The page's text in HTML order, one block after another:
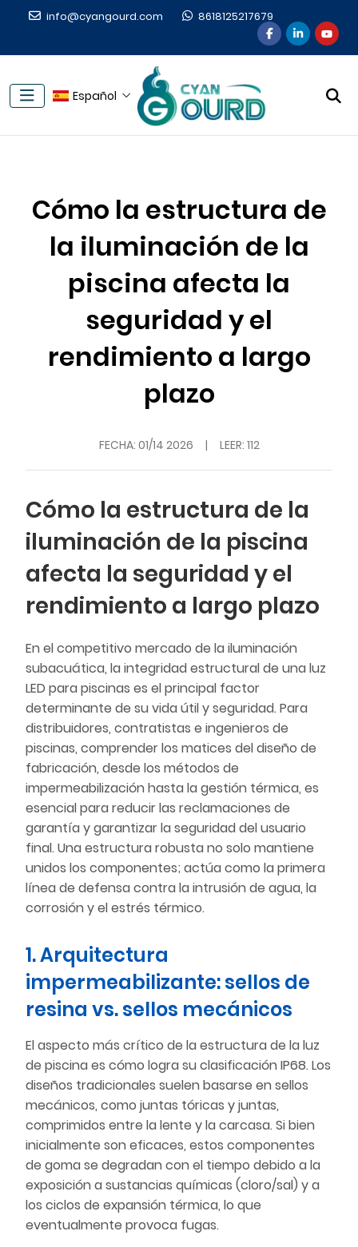
info@cyangourd.com 8618125217679
Español
Cómo la estructura de
la iluminación de la
piscina afecta la
seguridad y el
rendimiento a largo
plazo
FECHA: 01/14 2026 | LEER: 112
Cómo la estructura de la
iluminación de la piscina
afecta la seguridad y el
rendimiento a largo plazo
En el competitivo mercado de la iluminación
subacuática, la integridad estructural de una luz
LED para piscinas es el principal factor
determinante de su vida útil y seguridad. Para
distribuidores, contratistas e ingenieros de
piscinas, comprender los matices del diseño de
fabricación, desde los métodos de
impermeabilización hasta la gestión térmica, es
esencial para reducir las reclamaciones de
garantía y garantizar la seguridad del usuario
final. Una estructura robusta no solo mantiene
unidos los componentes; actúa como la primera
línea de defensa contra la intrusión de agua, la
corrosión y el estrés térmico.
1. Arquitectura
impermeabilizante: sellos de
resina vs. sellos mecánicos
El aspecto más crítico de la estructura de la luz
de piscina es cómo logra su clasificación IP68. Los
diseños tradicionales suelen basarse en sellos
mecánicos, como juntas tóricas y juntas,
comprimidos entre la lente y la carcasa. Si bien
inicialmente son eficaces, estos componentes
de goma se degradan con el tiempo debido a la
exposición a sustancias químicas (cloro/sal) y a
los ciclos de expansión térmica, lo que
eventualmente provoca fugas.